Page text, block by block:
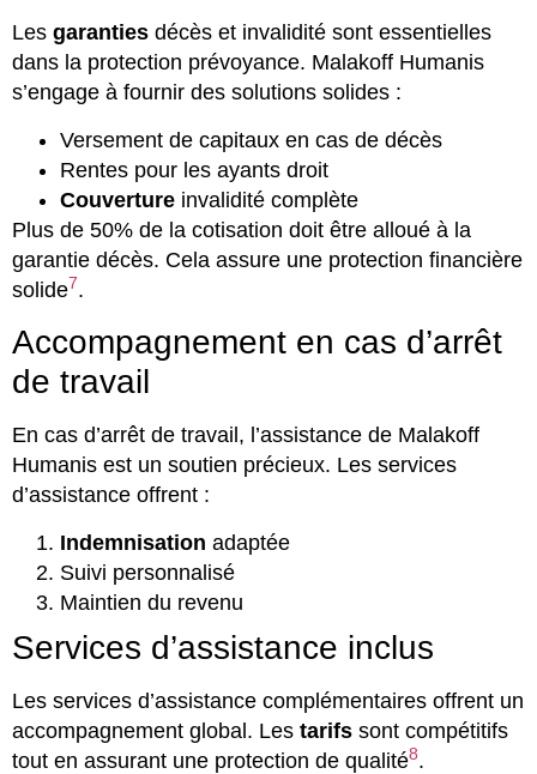
Les garanties décès et invalidité sont essentielles
dans la protection prévoyance. Malakoff Humanis
s’engage à fournir des solutions solides :
Versement de capitaux en cas de décès
Rentes pour les ayants droit
Couverture invalidité complète
Plus de 50% de la cotisation doit être alloué à la
garantie décès. Cela assure une protection financière
solide7.
Accompagnement en cas d’arrêt
de travail
En cas d’arrêt de travail, l’assistance de Malakoff
Humanis est un soutien précieux. Les services
d’assistance offrent :
Indemnisation adaptée
Suivi personnalisé
Maintien du revenu
Services d’assistance inclus
Les services d’assistance complémentaires offrent un
accompagnement global. Les tarifs sont compétitifs
tout en assurant une protection de qualité8.